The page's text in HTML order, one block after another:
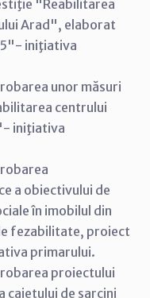
"Reabilitarea
Arad", elaborat
iniţiativa
unor măsuri
centrului
iniţiativa
a obiectivului de
în imobilul din
fezabilitate, proiect
primarului.
proiectului
caietului de sarcini